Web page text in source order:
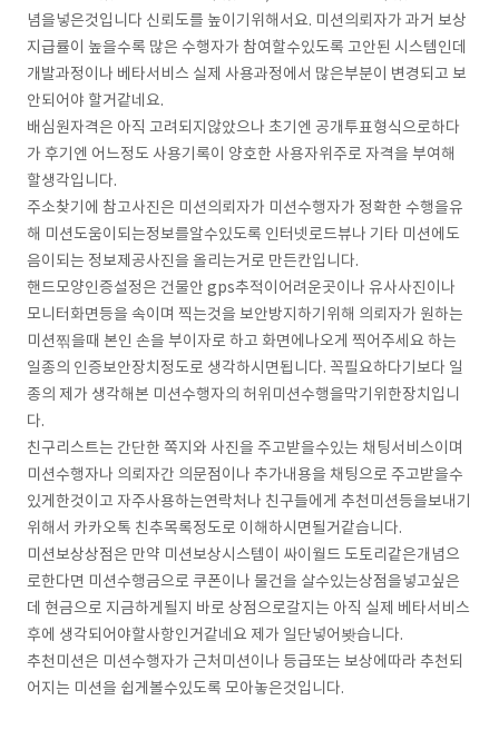
념을넣은것입니다 신뢰도를 높이기위해서요. 미션의뢰자가 과거 보상
지급률이 높을수록 많은 수행자가 참여할수있도록 고안된 시스템인데
개발과정이나 베타서비스 실제 사용과정에서 많은부분이 변경되고 보
안되어야 할거같네요.
배심원자격은 아직 고려되지않았으나 초기엔 공개투표형식으로하다
가 후기엔 어느정도 사용기록이 양호한 사용자위주로 자격을 부여해
할생각입니다.
주소찾기에 참고사진은 미션의뢰자가 미션수행자가 정확한 수행을유
해 미션도움이되는정보를알수있도록 인터넷로드뷰나 기타 미션에도
음이되는 정보제공사진을 올리는거로 만든칸입니다.
핸드모양인증설정은 건물안 gps추적이어려운곳이나 유사사진이나
모니터화면등을 속이며 찍는것을 보안방지하기위해 의뢰자가 원하는
미션찎을때 본인 손을 부이자로 하고 화면에나오게 찍어주세요 하는
일종의 인증보안장치정도로 생각하시면됩니다. 꼭필요하다기보다 일
종의 제가 생각해본 미션수행자의 허위미션수행을막기위한장치입니
다.
친구리스트는 간단한 쪽지와 사진을 주고받을수있는 채팅서비스이며
미션수행자나 의뢰자간 의문점이나 추가내용을 채팅으로 주고받을수
있게한것이고 자주사용하는연락처나 친구들에게 추천미션등을보내기
위해서 카카오톡 친추목록정도로 이해하시면될거같습니다.
미션보상상점은 만약 미션보상시스템이 싸이월드 도토리같은개념으
로한다면 미션수행금으로 쿠폰이나 물건을 살수있는상점을넣고싶은
데 현금으로 지금하게될지 바로 상점으로갈지는 아직 실제 베타서비스
후에 생각되어야할사항인거같네요 제가 일단넣어봣습니다.
추천미션은 미션수행자가 근처미션이나 등급또는 보상에따라 추천되
어지는 미션을 쉽게볼수있도록 모아놓은것입니다.